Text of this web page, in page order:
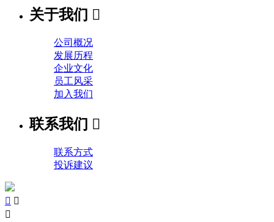
关于我们 
公司概况
发展历程
企业文化
员工风采
加入我们
联系我们 
联系方式
投诉建议
 
